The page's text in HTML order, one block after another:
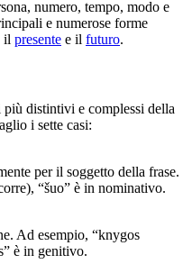
numero, tempo, modo e
e numerose forme
il presente e il futuro.
più distintivi e complessi della
i sette casi:
per il soggetto della frase.
“šuo” è in nominativo.
Ad esempio, “knygos
è in genitivo.